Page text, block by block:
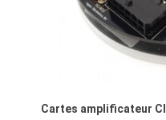
Cartes amplificateur